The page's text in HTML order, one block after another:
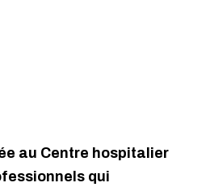
au Centre hospitalier
qui